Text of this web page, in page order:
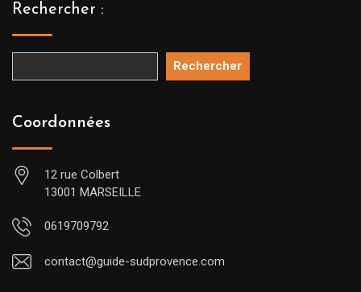
Rechercher :
Rechercher
Coordonnées
12 rue Colbert
13001 MARSEILLE
0619709792
contact@guide-sudprovence.com